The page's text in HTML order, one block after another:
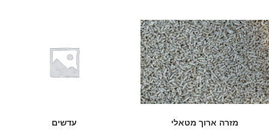
מזרה ארוך מטאלי עדשים